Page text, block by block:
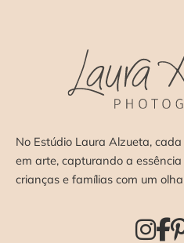
No Estúdio Laura Alzueta,
em arte, capturando a
crianças e famílias com um